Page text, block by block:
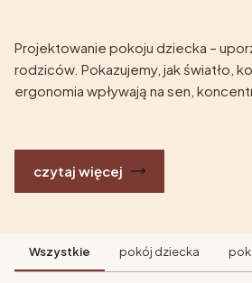
Projektowanie pokoju dziecka –
rodziców. Pokazujemy, jak światło,
ergonomia wpływają na sen,
czytaj więcej
Wszystkie pokój dziecka